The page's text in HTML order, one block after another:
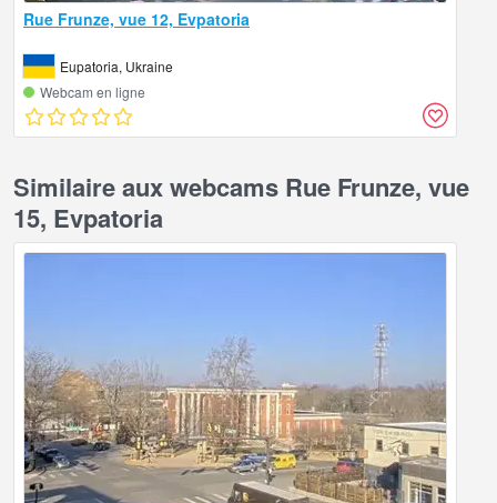
Rue Frunze, vue 12, Evpatoria
Eupatoria, Ukraine
Webcam en ligne
Similaire aux webcams Rue Frunze, vue
15, Evpatoria